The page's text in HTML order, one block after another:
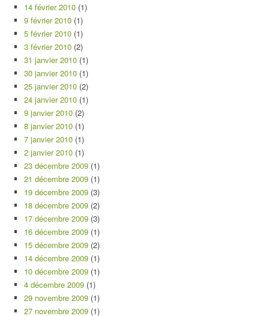
14 février 2010 (1)
9 février 2010 (1)
5 février 2010 (1)
3 février 2010 (2)
31 janvier 2010 (1)
30 janvier 2010 (1)
25 janvier 2010 (2)
24 janvier 2010 (1)
9 janvier 2010 (2)
8 janvier 2010 (1)
7 janvier 2010 (1)
2 janvier 2010 (1)
23 décembre 2009 (1)
21 décembre 2009 (1)
19 décembre 2009 (3)
18 décembre 2009 (2)
17 décembre 2009 (3)
16 décembre 2009 (1)
15 décembre 2009 (2)
14 décembre 2009 (1)
10 décembre 2009 (1)
4 décembre 2009 (1)
29 novembre 2009 (1)
27 novembre 2009 (1)